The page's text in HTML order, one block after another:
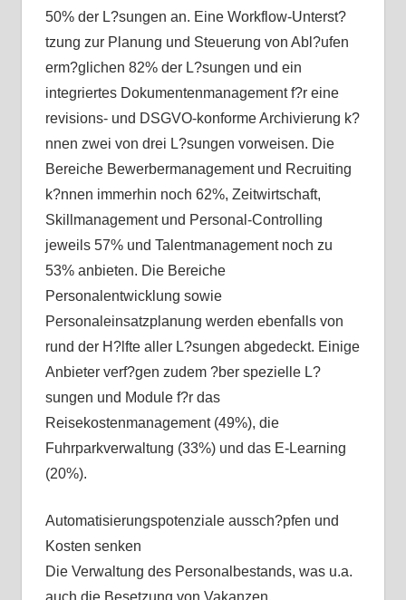
50% der L?sungen an. Eine Workflow-Unterst?
tzung zur Planung und Steuerung von Abl?ufen
erm?glichen 82% der L?sungen und ein
integriertes Dokumentenmanagement f?r eine
revisions- und DSGVO-konforme Archivierung k?
nnen zwei von drei L?sungen vorweisen. Die
Bereiche Bewerbermanagement und Recruiting
k?nnen immerhin noch 62%, Zeitwirtschaft,
Skillmanagement und Personal-Controlling
jeweils 57% und Talentmanagement noch zu
53% anbieten. Die Bereiche
Personalentwicklung sowie
Personaleinsatzplanung werden ebenfalls von
rund der H?lfte aller L?sungen abgedeckt. Einige
Anbieter verf?gen zudem ?ber spezielle L?
sungen und Module f?r das
Reisekostenmanagement (49%), die
Fuhrparkverwaltung (33%) und das E-Learning
(20%).
Automatisierungspotenziale aussch?pfen und
Kosten senken
Die Verwaltung des Personalbestands, was u.a.
auch die Besetzung von Vakanzen,